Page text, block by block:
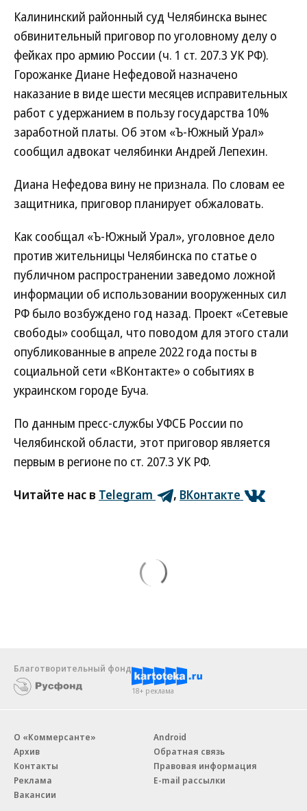
Калининский районный суд Челябинска вынес
обвинительный приговор по уголовному делу о
фейках про армию России (ч. 1 ст. 207.3 УК РФ).
Горожанке Диане Нефедовой назначено
наказание в виде шести месяцев исправительных
работ с удержанием в пользу государства 10%
заработной платы. Об этом «Ъ-Южный Урал»
сообщил адвокат челябинки Андрей Лепехин.
Диана Нефедова вину не признала. По словам ее
защитника, приговор планирует обжаловать.
Как сообщал «Ъ-Южный Урал», уголовное дело
против жительницы Челябинска по статье о
публичном распространении заведомо ложной
информации об использовании вооруженных сил
РФ было возбуждено год назад. Проект «Сетевые
свободы» сообщал, что поводом для этого стали
опубликованные в апреле 2022 года посты в
социальной сети «ВКонтакте» о событиях в
украинском городе Буча.
По данным пресс-службы УФСБ России по
Челябинской области, этот приговор является
первым в регионе по ст. 207.3 УК РФ.
Читайте нас в Telegram , ВКонтакте
Благотворительный фонд
18+ реклама
О «Коммерсанте»
Архив
Контакты
Реклама
Вакансии
Android
Обратная связь
Правовая информация
E-mail рассылки